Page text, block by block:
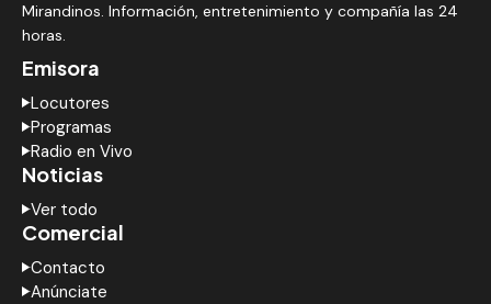
Mirandinos. Información, entretenimiento y compañía las 24
horas.
Emisora
Locutores
Programas
Radio en Vivo
Noticias
Ver todo
Comercial
Contacto
Anúnciate